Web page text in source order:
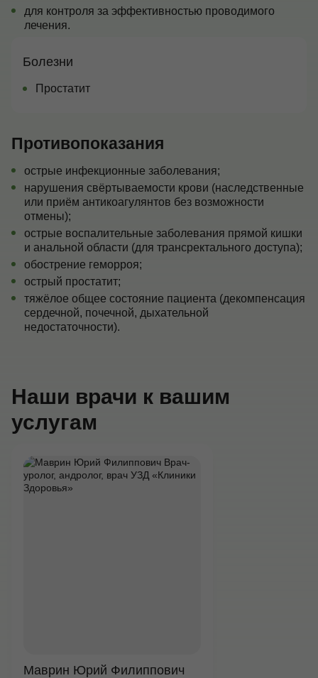
для контроля за эффективностью проводимого
лечения.
Болезни
Простатит
Противопоказания
острые инфекционные заболевания;
нарушения свёртываемости крови (наследственные
или приём антикоагулянтов без возможности
отмены);
острые воспалительные заболевания прямой кишки
и анальной области (для трансректального доступа);
обострение геморроя;
острый простатит;
тяжёлое общее состояние пациента (декомпенсация
сердечной, почечной, дыхательной
недостаточности).
Наши врачи к вашим
услугам
Маврин Юрий Филиппович